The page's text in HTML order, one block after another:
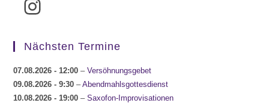
Instagram
Nächsten Termine
07.08.2026 - 12:00 –Versöhnungsgebet
09.08.2026 - 9:30 –Abendmahlsgottesdienst
10.08.2026 - 19:00 –Saxofon-Improvisationen